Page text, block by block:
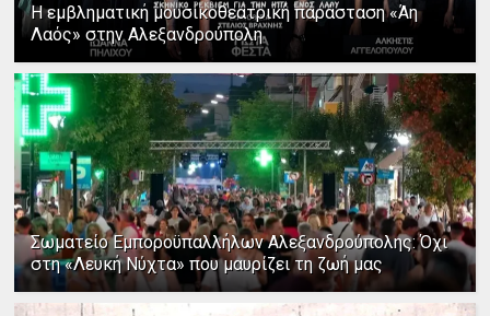
Η εμβληματική μουσικοθεατρική παράσταση «Άη
Λαός» στην Αλεξανδρούπολη
Σωματείο Εμποροϋπαλλήλων Αλεξανδρούπολης: Όχι
στη «Λευκή Νύχτα» που μαυρίζει τη ζωή μας